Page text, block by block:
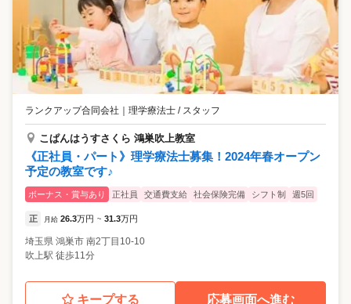
ランクアップ合同会社 理学療法士 / スタッフ
こぱんはうすさくら 鴻巣吹上教室
《正社員・パート》理学療法士募集！2024年春オープン
予定の教室です♪
ボーナス・賞与あり 正社員 交通費支給 社会保険完備 シフト制 週5回
正 月給 26.3万円 ~ 31.3万円
埼玉県 鴻巣市 南2丁目10-10
吹上駅 徒歩11分
キープする 応募画面へ進む